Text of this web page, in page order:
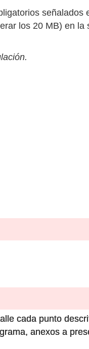
señalados
los 20 MB) en
cada punto
anexos a